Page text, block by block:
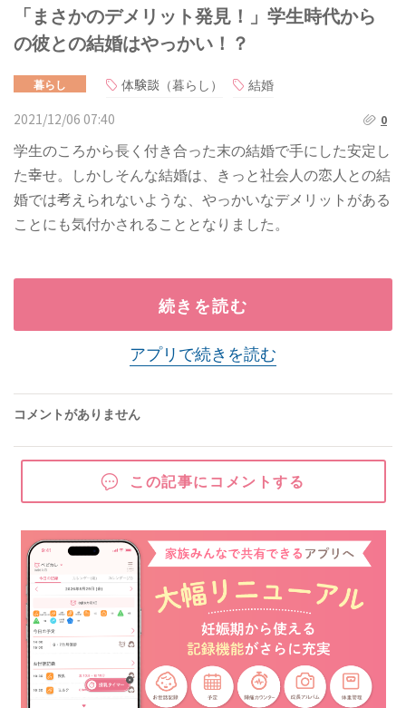
「まさかのデメリット発見！」学生時代から
の彼との結婚はやっかい！？
暮らし 体験談（暮らし）
結婚
2021/12/06 07:40
0
学生のころから長く付き合った末の結婚で手にした安定し
た幸せ。しかしそんな結婚は、きっと社会人の恋人との結
婚では考えられないような、やっかいなデメリットがある
ことにも気付かされることとなりました。
続きを読む
アプリで続きを読む
コメントがありません
この記事にコメントする